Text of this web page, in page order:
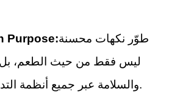
Purpose:طوّر نكهات محسنة
ليس فقط من حيث الطعم، بل
والسلامة عبر جميع أنظمة التدخين الإلكتروني.